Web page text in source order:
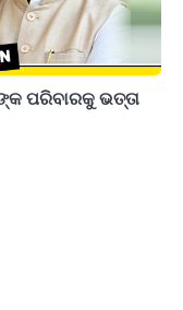
ପରିବାରକୁ ଭତ୍ତା